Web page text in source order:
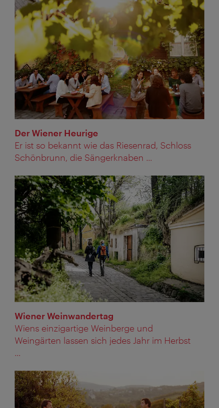
Der Wiener Heurige
Er ist so bekannt wie das Riesenrad, Schloss
Schönbrunn, die Sängerknaben ...
Wiener Weinwandertag
Wiens einzigartige Weinberge und
Weingärten lassen sich jedes Jahr im Herbst
...